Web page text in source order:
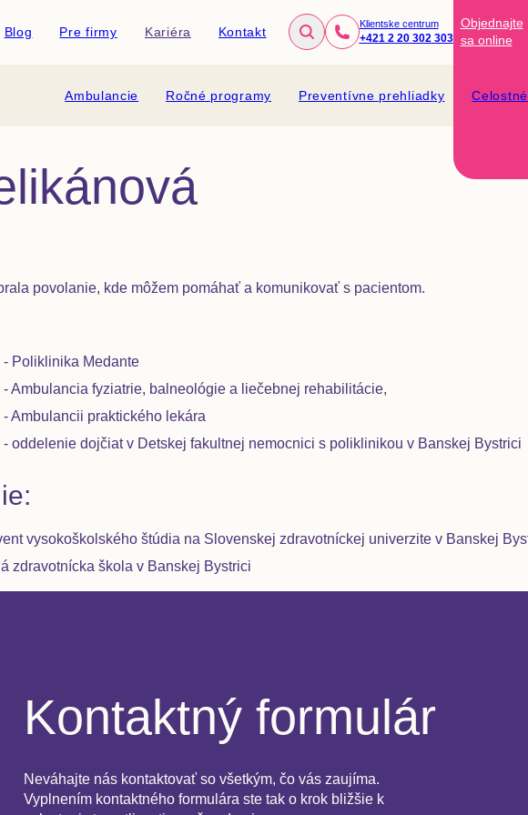
Blog Pre firmy Kariéra Kontakt
Klientske centrum
+421 2 20 302 303
Objednajte
sa online
Ambulancie Ročné programy Preventívne prehliadky
povolanie, kde môžem pomáhať a komunikovať s pacientom.
- Poliklinika Medante
- Ambulancia fyziatrie, balneológie a liečebnej rehabilitácie,
- Ambulancii praktického lekára
- oddelenie dojčiat v Detskej fakultnej nemocnici s poliklinikou v Banskej Bystrici
vysokoškolského štúdia na Slovenskej zdravotníckej univerzite v Banskej
zdravotnícka škola v Banskej Bystrici
Kontaktný formulár
Neváhajte nás kontaktovať so všetkým, čo vás zaujíma.
Vyplnením kontaktného formulára ste tak o krok bližšie k